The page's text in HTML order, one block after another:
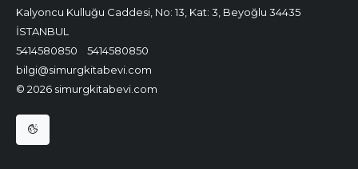
Kalyoncu Kulluğu Caddesi, No: 13, Kat: 3, Beyoğlu 34435
İSTANBUL
5414580850
5414580850
bilgi@simurgkitabevi.com
© 2026 simurgkitabevi.com